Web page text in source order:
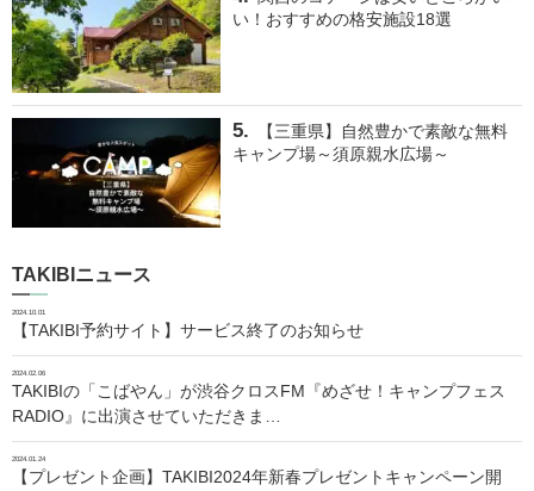
い！おすすめの格安施設18選
【三重県】自然豊かで素敵な無料
キャンプ場～須原親水広場～
TAKIBIニュース
2024.10.01
【TAKIBI予約サイト】サービス終了のお知らせ
2024.02.06
TAKIBIの「こばやん」が渋谷クロスFM『めざせ！キャンプフェス
RADIO』に出演させていただきま…
2024.01.24
【プレゼント企画】TAKIBI2024年新春プレゼントキャンペーン開